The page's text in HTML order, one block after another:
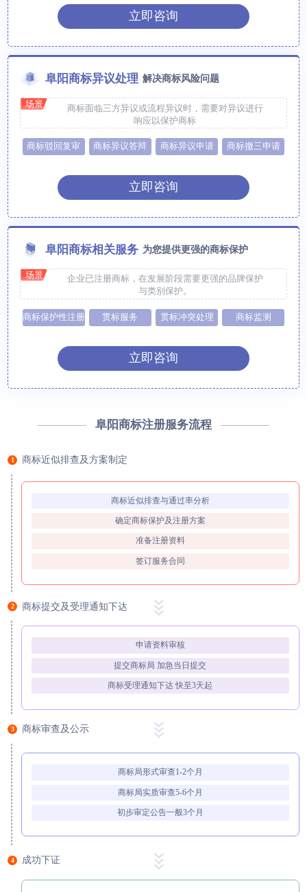
立即咨询
阜阳商标异议处理 解决商标风险问题
场景
商标面临三方异议或流程异议时，需要对异议进行
响应以保护商标
商标驳回复审 商标异议答辩 商标异议申请 商标撤三申请
立即咨询
阜阳商标相关服务 为您提供更强的商标保护
场景
企业已注册商标，在发展阶段需要更强的品牌保护
与类别保护。
商标保护性注册 贯标服务 贯标冲突处理 商标监测
立即咨询
阜阳商标注册服务流程
1 商标近似排查及方案制定
商标近似排查与通过率分析
确定商标保护及注册方案
准备注册资料
签订服务合同
2 商标提交及受理通知下达
申请资料审核
提交商标局 加急当日提交
商标受理通知下达 快至3天起
3 商标审查及公示
商标局形式审查1-2个月
商标局实质审查5-6个月
初步审定公告一般3个月
4 成功下证